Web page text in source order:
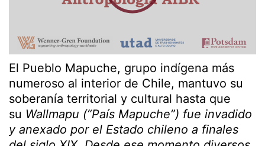
El Pueblo Mapuche, grupo indígena más
numeroso al interior de Chile, mantuvo su
soberanía territorial y cultural hasta que
su Wallmapu (“País Mapuche”) fue invadido
y anexado por el Estado chileno a finales